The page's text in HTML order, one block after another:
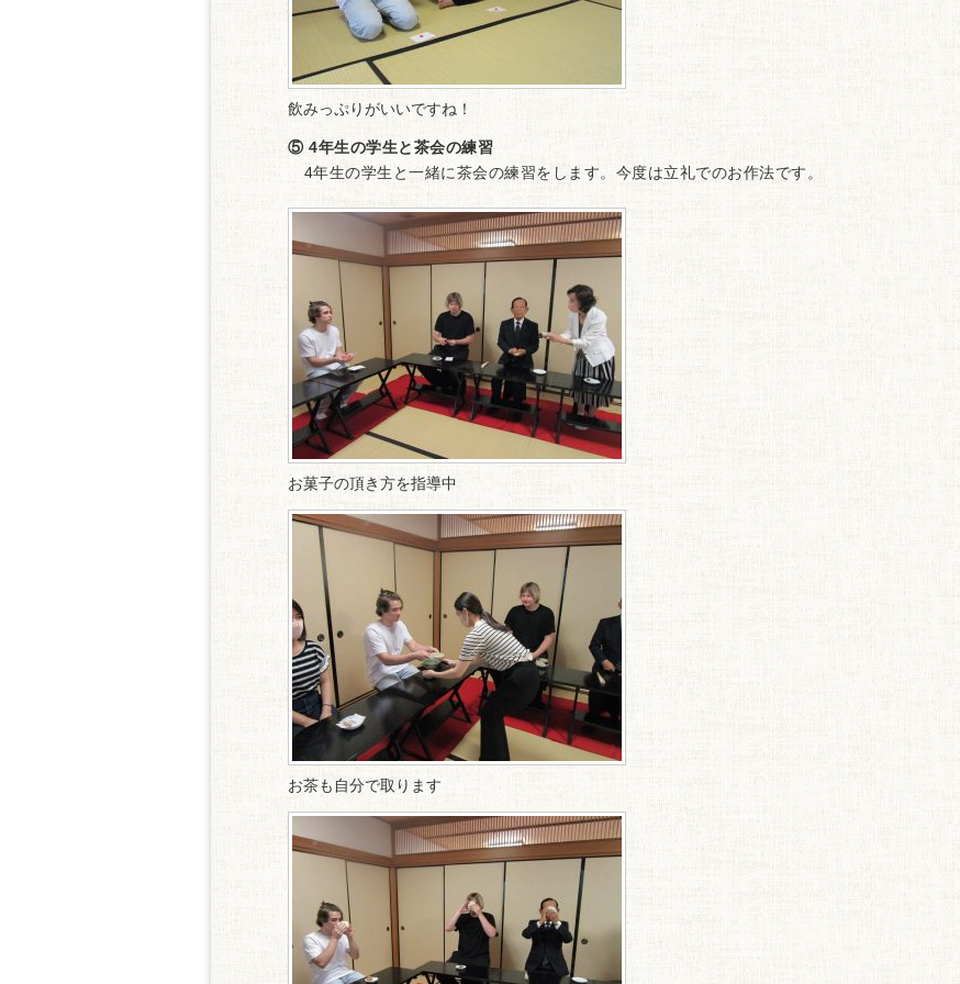
飲みっぷりがいいですね！
⑤ 4年生の学生と茶会の練習
4年生の学生と一緒に茶会の練習をします。今度は立礼でのお作法です。
お菓子の頂き方を指導中
お茶も自分で取ります